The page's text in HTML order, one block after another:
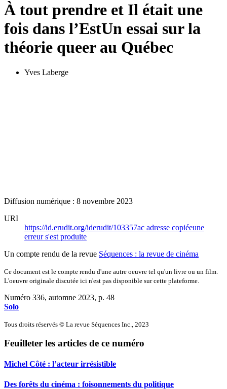
À tout prendre et Il était une
fois dans l’EstUn essai sur la
théorie queer au Québec
Yves Laberge
Diffusion numérique : 8 novembre 2023
URI
https://id.erudit.org/iderudit/103357ac adresse copiéeune
erreur s'est produite
Un compte rendu de la revue Séquences : la revue de cinéma
Ce document est le compte rendu d'une autre oeuvre tel qu'un livre ou un film.
L'oeuvre originale discutée ici n'est pas disponible sur cette plateforme.
Numéro 336, automne 2023, p. 48
Solo
Tous droits réservés © La revue Séquences Inc., 2023
Feuilleter les articles de ce numéro
Michel Côté : l’acteur irrésistible
Des forêts du cinéma : foisonnements du politique